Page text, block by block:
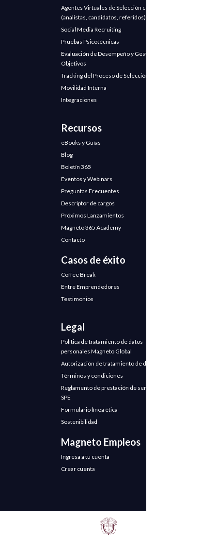
Agentes Virtuales de Selección con IA
(analistas, candidatos, referidos)
Social Media Recruiting
Pruebas Psicotécnicas
Evaluación de Desempeño y Gestión de
Objetivos
Tracking del Proceso de Selección
Movilidad Interna
Integraciones
Recursos
eBooks y Guías
Blog
Boletín 365
Eventos y Webinars
Preguntas Frecuentes
Descriptor de cargos
Próximos Lanzamientos
Magneto 365 Academy
Contacto
Casos de éxito
Coffee Break
Entre Emprendedores
Testimonios
Legal
Política de tratamiento de datos
personales Magneto Global
Autorización de tratamiento de datos
Términos y condiciones
Reglamento de prestación de servicios
SPE
Formulario línea ética
Sostenibilidad
Magneto Empleos
Ingresa a tu cuenta
Crear cuenta